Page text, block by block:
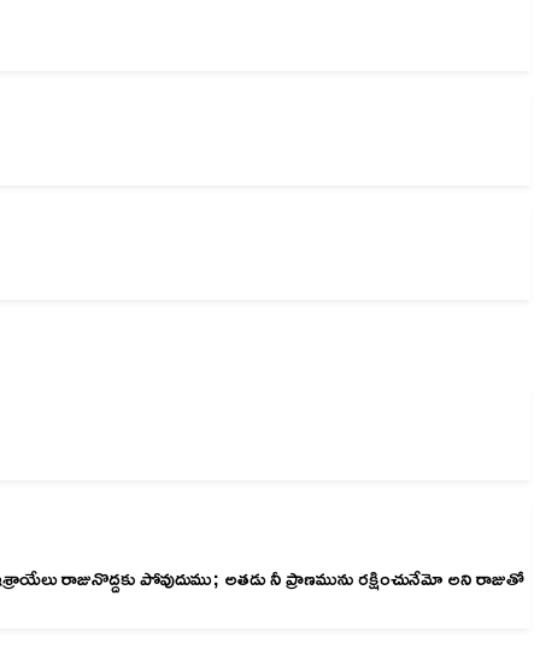
రాజునొద్దకు పోవుదుము; అతడు నీ ప్రాణమును రక్షించునేమో అని రాజుతో